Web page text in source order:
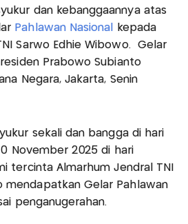
dan kebanggaannya atas
Pahlawan Nasional
kepada
Sarwo Edhie Wibowo. Gelar
Prabowo Subianto
Negara, Jakarta, Senin
sekali dan bangga di hari
November 2025 di hari
tercinta Almarhum Jendral TNI
mendapatkan Gelar Pahlawan
penganugerahan.